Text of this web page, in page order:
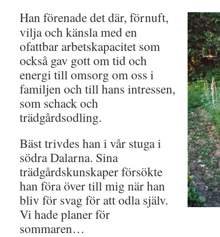
Han förenade det där, förnuft,
vilja och känsla med en
ofattbar arbetskapacitet som
också gav gott om tid och
energi till omsorg om oss i
familjen och till hans intressen,
som schack och
trädgårdsodling.
Bäst trivdes han i vår stuga i
södra Dalarna. Sina
trädgårdskunskaper försökte
han föra över till mig när han
bliv för svag för att odla själv.
Vi hade planer för
sommaren…